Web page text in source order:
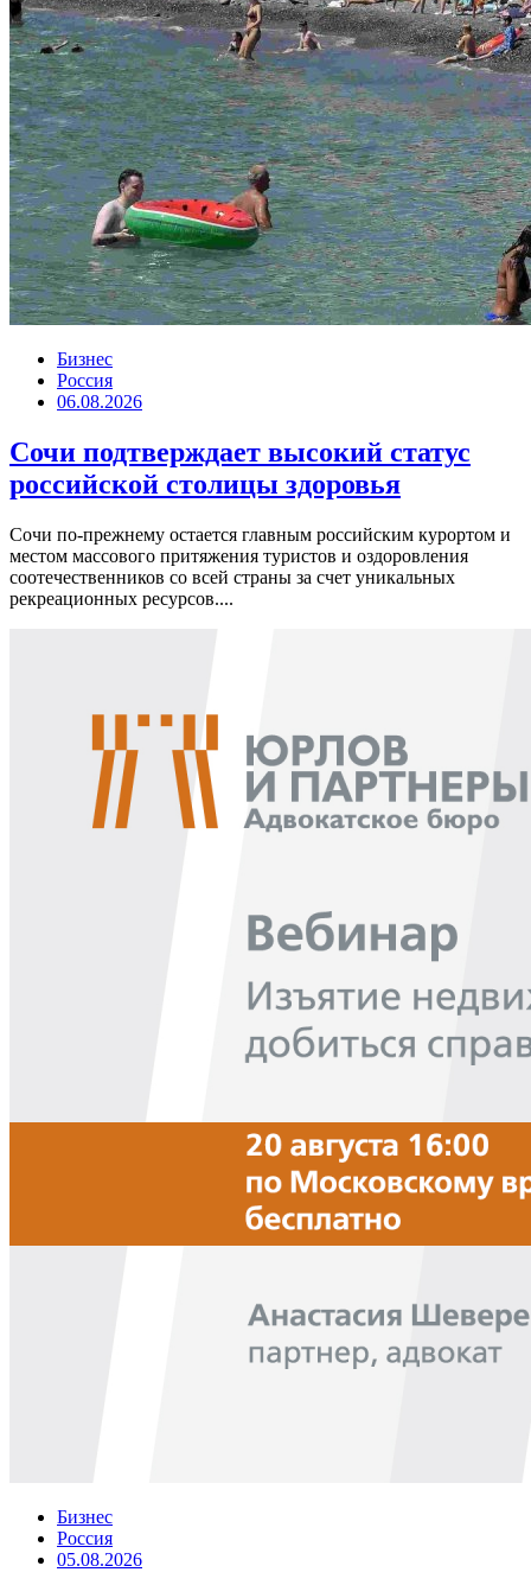
Бизнес
Россия
06.08.2026
Сочи подтверждает высокий статус
российской столицы здоровья
Сочи по-прежнему остается главным российским курортом и
местом массового притяжения туристов и оздоровления
соотечественников со всей страны за счет уникальных
рекреационных ресурсов....
Бизнес
Россия
05.08.2026